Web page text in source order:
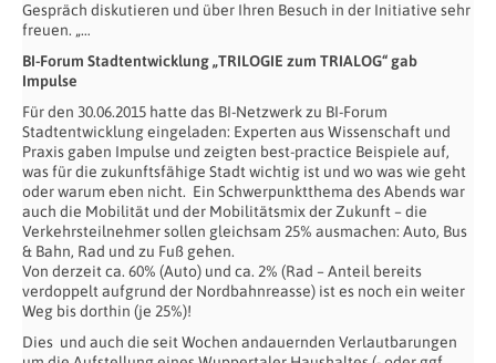
Gespräch diskutieren und über Ihren Besuch in der Initiative sehr
freuen. „…
BI-Forum Stadtentwicklung „TRILOGIE zum TRIALOG“ gab
Impulse
Für den 30.06.2015 hatte das BI-Netzwerk zu BI-Forum
Stadtentwicklung eingeladen: Experten aus Wissenschaft und
Praxis gaben Impulse und zeigten best-practice Beispiele auf,
was für die zukunftsfähige Stadt wichtig ist und wo was wie geht
oder warum eben nicht. Ein Schwerpunktthema des Abends war
auch die Mobilität und der Mobilitätsmix der Zukunft – die
Verkehrsteilnehmer sollen gleichsam 25% ausmachen: Auto, Bus
& Bahn, Rad und zu Fuß gehen.
Von derzeit ca. 60% (Auto) und ca. 2% (Rad – Anteil bereits
verdoppelt aufgrund der Nordbahnreasse) ist es noch ein weiter
Weg bis dorthin (je 25%)!
Dies und auch die seit Wochen andauernden Verlautbarungen